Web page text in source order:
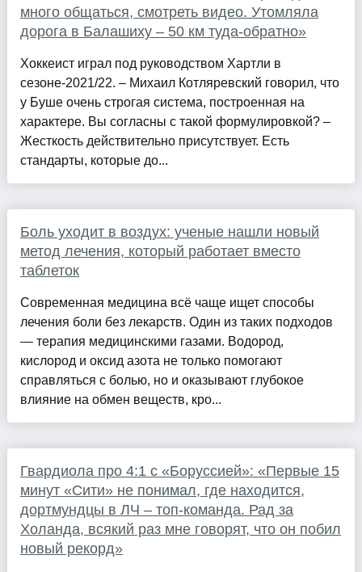
много общаться, смотреть видео. Утомляла
дорога в Балашиху – 50 км туда-обратно»
Хоккеист играл под руководством Хартли в
сезоне-2021/22. – Михаил Котляревский говорил, что
у Буше очень строгая система, построенная на
характере. Вы согласны с такой формулировкой? –
Жесткость действительно присутствует. Есть
стандарты, которые до...
Боль уходит в воздух: ученые нашли новый
метод лечения, который работает вместо
таблеток
Современная медицина всё чаще ищет способы
лечения боли без лекарств. Один из таких подходов
— терапия медицинскими газами. Водород,
кислород и оксид азота не только помогают
справляться с болью, но и оказывают глубокое
влияние на обмен веществ, кро...
Гвардиола про 4:1 с «Боруссией»: «Первые 15
минут «Сити» не понимал, где находится,
дортмундцы в ЛЧ – топ-команда. Рад за
Холанда, всякий раз мне говорят, что он побил
новый рекорд»